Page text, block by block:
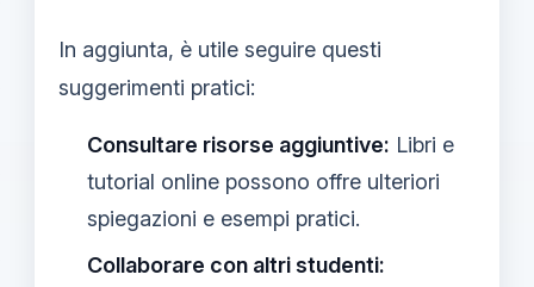
In aggiunta, è utile seguire questi
suggerimenti pratici:
Consultare risorse aggiuntive: Libri e
tutorial online possono offre ulteriori
spiegazioni e esempi pratici.
Collaborare con altri studenti: